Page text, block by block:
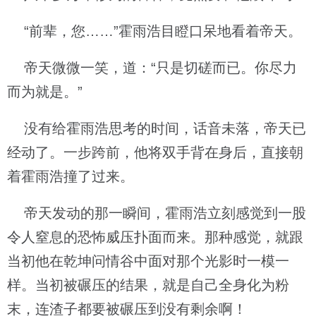
“前辈，您……”霍雨浩目瞪口呆地看着帝天。
帝天微微一笑，道：“只是切磋而已。你尽力
而为就是。”
没有给霍雨浩思考的时间，话音未落，帝天已
经动了。一步跨前，他将双手背在身后，直接朝
着霍雨浩撞了过来。
帝天发动的那一瞬间，霍雨浩立刻感觉到一股
令人窒息的恐怖威压扑面而来。那种感觉，就跟
当初他在乾坤问情谷中面对那个光影时一模一
样。当初被碾压的结果，就是自己全身化为粉
末，连渣子都要被碾压到没有剩余啊！